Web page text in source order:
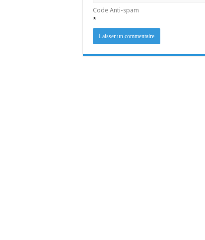
Code Anti-spam
*